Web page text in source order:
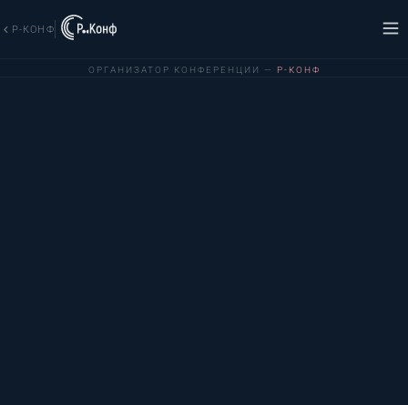
Р-КОНФ
ОРГАНИЗАТОР КОНФЕРЕНЦИИ — Р-КОНФ